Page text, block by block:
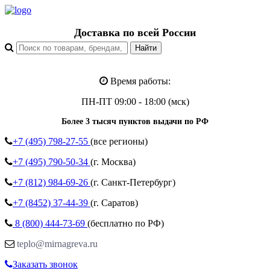
Доставка по всей России
Время работы:
ПН-ПТ 09:00 - 18:00 (мск)
Более 3 тысяч пунктов выдачи по РФ
+7 (495) 798-27-55 (все регионы)
+7 (495) 790-50-34 (г. Москва)
+7 (812) 984-69-26 (г. Санкт-Петербург)
+7 (8452) 37-44-39 (г. Саратов)
8 (800) 444-73-69 (бесплатно по РФ)
teplo@mirnagreva.ru
Заказать звонок